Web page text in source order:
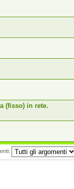
(fisso) in rete.